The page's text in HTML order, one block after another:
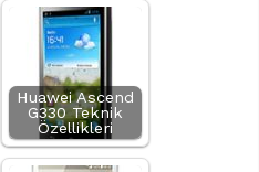
Huawei Ascend
G330 Teknik
Özellikleri
Google Pixel 10 Pro Teknik